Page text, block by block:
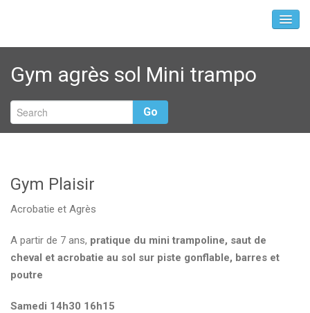
Gym agrès sol Mini trampo
Go
Gym Plaisir
Acrobatie et Agrès
A partir de 7 ans, pratique du mini trampoline, saut de
cheval et acrobatie au sol sur piste gonflable, barres et
poutre
Samedi 14h30 16h15